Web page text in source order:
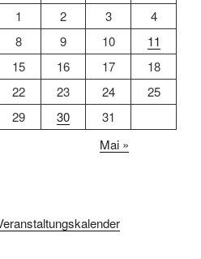
1
2 3
4
8 9 10
11
15 16 17
18
22 23 24
25
29 30
31
Mai »